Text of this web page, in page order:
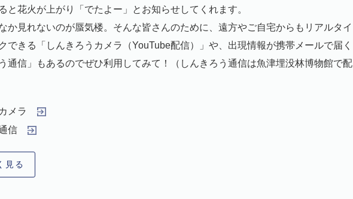
と花火が上がり「でたよー」とお知らせしてくれます。
か見れないのが蜃気楼。そんな皆さんのために、遠方やご自宅からもリアルタイ
できる「しんきろうカメラ（YouTube配信）」や、出現情報が携帯メールで届く
う通信」もあるのでぜひ利用してみて！（しんきろう通信は魚津埋没林博物館で配
メラ
信
見る